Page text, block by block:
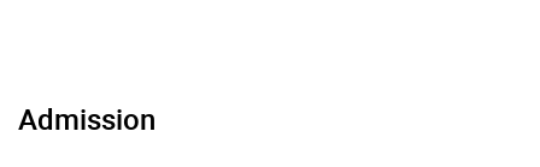
Véhicules autonomes : missiles, lanceurs, drones
Admission